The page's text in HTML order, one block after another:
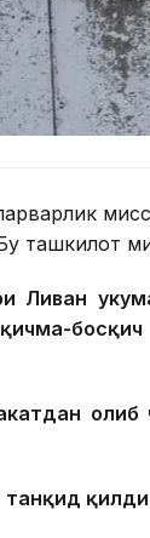
ташкилот
танқид қилди